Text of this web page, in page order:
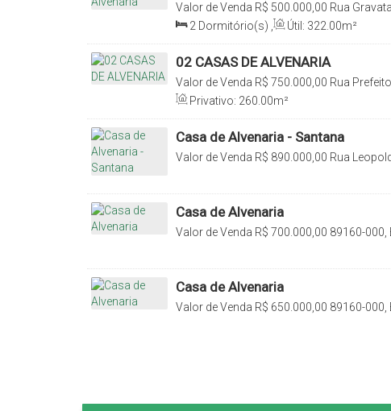
R$ 500.000,00
Valor de Venda
Rua
Santana, Rio do Sul, Santa Catarina, Brasil
2 Dormitório(s) Útil: 322 .00m²
02 CASAS DE ALVENARIA
R$ 750.000,00
Valor de Venda
Rua
89160-000, Canta Galo, Rio do Sul, Santa
Privativo: 260 .00m²
Casa de Alvenaria - Santana
R$ 890.000,00
Valor de Venda
Rua
Casa de Alvenaria
R$ 700.000,00
Valor de Venda
89160-000,
Casa de Alvenaria
R$ 650.000,00
Valor de Venda
89160-000,